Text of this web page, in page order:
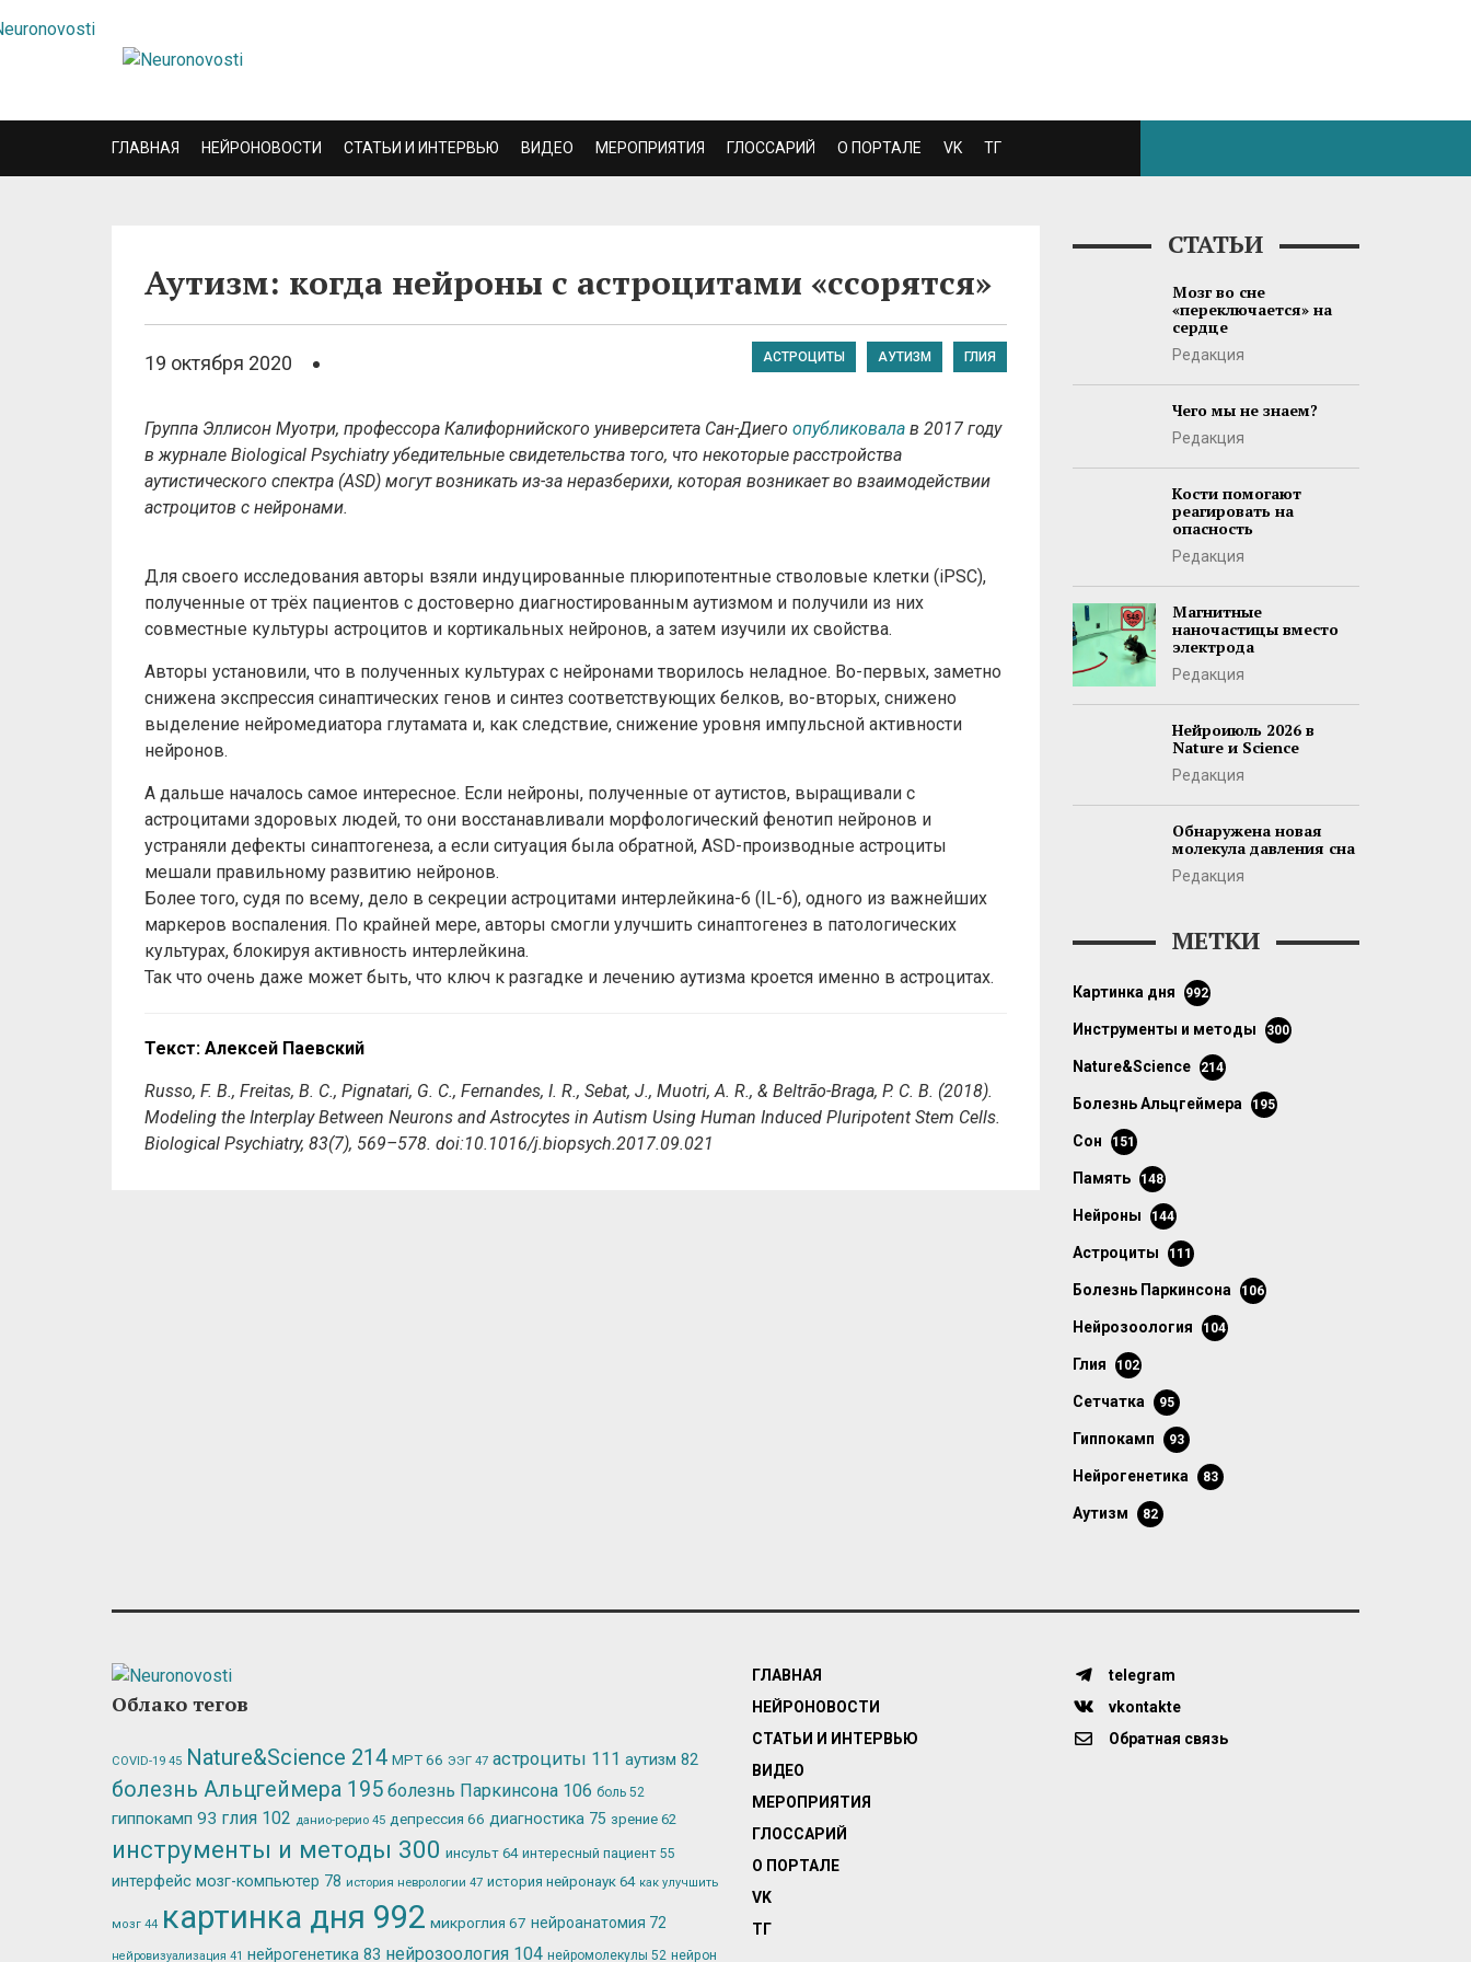
ГЛАВНАЯ НЕЙРОНОВОСТИ СТАТЬИ И ИНТЕРВЬЮ ВИДЕО МЕРОПРИЯТИЯ ГЛОССАРИЙ О ПОРТАЛЕ VK ТГ
Аутизм: когда нейроны с астроцитами «ссорятся»
19 октября 2020 АСТРОЦИТЫ АУТИЗМ ГЛИЯ
Группа Эллисон Муотри, профессора Калифорнийского университета Сан-Диего опубликовала в 2017 году
в журнале Biological Psychiatry убедительные свидетельства того, что некоторые расстройства
аутистического спектра (ASD) могут возникать из-за неразберихи, которая возникает во взаимодействии
астроцитов с нейронами.
Для своего исследования авторы взяли индуцированные плюрипотентные стволовые клетки (iPSC),
полученные от трёх пациентов с достоверно диагностированным аутизмом и получили из них
совместные культуры астроцитов и кортикальных нейронов, а затем изучили их свойства.
Авторы установили, что в полученных культурах с нейронами творилось неладное. Во-первых, заметно
снижена экспрессия синаптических генов и синтез соответствующих белков, во-вторых, снижено
выделение нейромедиатора глутамата и, как следствие, снижение уровня импульсной активности
нейронов.
А дальше началось самое интересное. Если нейроны, полученные от аутистов, выращивали с
астроцитами здоровых людей, то они восстанавливали морфологический фенотип нейронов и
устраняли дефекты синаптогенеза, а если ситуация была обратной, ASD-производные астроциты
мешали правильному развитию нейронов.
Более того, судя по всему, дело в секреции астроцитами интерлейкина-6 (IL-6), одного из важнейших
маркеров воспаления. По крайней мере, авторы смогли улучшить синаптогенез в патологических
культурах, блокируя активность интерлейкина.
Так что очень даже может быть, что ключ к разгадке и лечению аутизма кроется именно в астроцитах.
Текст: Алексей Паевский
Russo, F. B., Freitas, B. C., Pignatari, G. C., Fernandes, I. R., Sebat, J., Muotri, A. R., & Beltrão-Braga, P. C. B. (2018).
Modeling the Interplay Between Neurons and Astrocytes in Autism Using Human Induced Pluripotent Stem Cells.
Biological Psychiatry, 83(7), 569–578. doi:10.1016/j.biopsych.2017.09.021
СТАТЬИ
Мозг во сне
«переключается» на
сердце
Редакция
Чего мы не знаем?
Редакция
Кости помогают
реагировать на
опасность
Редакция
Магнитные
наночастицы вместо
электрода
Редакция
Нейроиюль 2026 в
Nature и Science
Редакция
Обнаружена новая
молекула давления сна
Редакция
МЕТКИ
картинка дня 992
инструменты и методы 300
Nature&Science 214
болезнь Альцгеймера 195
сон 151
память 148
нейроны 144
астроциты 111
болезнь Паркинсона 106
нейрозоология 104
глия 102
сетчатка 95
гиппокамп 93
нейрогенетика 83
аутизм 82
Облако тегов
COVID-19 45 Nature&Science 214 МРТ66 ЭЭГ 47 астроциты 111 аутизм 82
болезнь Альцгеймера 195 болезнь Паркинсона 106 боль 52
гиппокамп 93 глия 102 данио-рерио 45 депрессия 66 диагностика 75 зрение 62
инструменты и методы 300 инсульт 64 интересный пациент 55
интерфейс мозг-компьютер 78 история неврологии 47 история нейронаук 64 как улучшить
мозг 44 картинка дня 992 микроглия 67 нейроанатомия 72
нейровизуализация 41 нейрогенетика 83 нейрозоология 104 нейромолекулы 52 нейрон
ГЛАВНАЯ
НЕЙРОНОВОСТИ
СТАТЬИ И ИНТЕРВЬЮ
ВИДЕО
МЕРОПРИЯТИЯ
ГЛОССАРИЙ
О ПОРТАЛЕ
VK
ТГ
telegram
vkontakte
Обратная связь